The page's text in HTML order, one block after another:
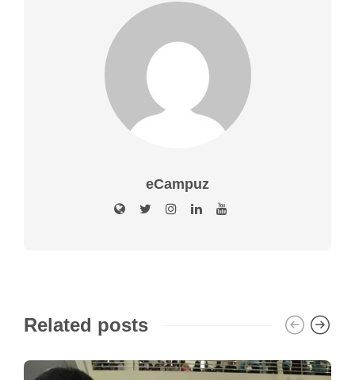
eCampuz
Related posts